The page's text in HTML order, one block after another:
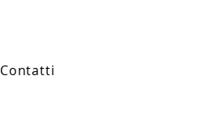
Contatti